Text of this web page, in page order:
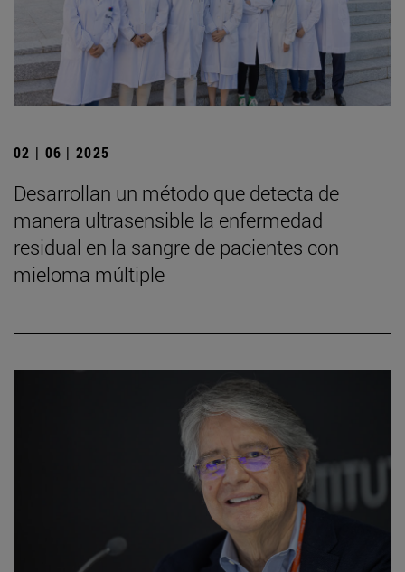
02 | 06 | 2025
Desarrollan un método que detecta de
manera ultrasensible la enfermedad
residual en la sangre de pacientes con
mieloma múltiple